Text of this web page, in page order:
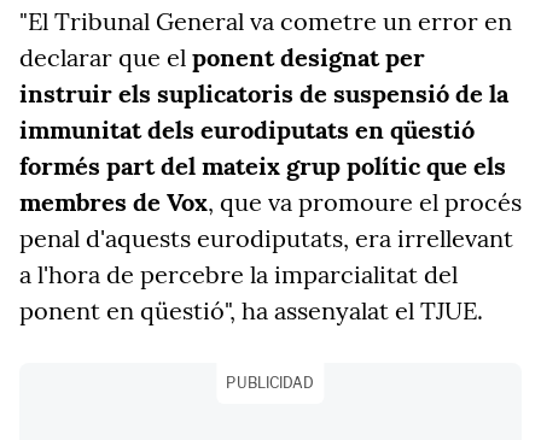
"El Tribunal General va cometre un error en
declarar que el ponent designat per
instruir els suplicatoris de suspensió de la
immunitat dels eurodiputats en qüestió
formés part del mateix grup polític que els
membres de Vox, que va promoure el procés
penal d'aquests eurodiputats, era irrellevant
a l'hora de percebre la imparcialitat del
ponent en qüestió", ha assenyalat el TJUE.
PUBLICIDAD